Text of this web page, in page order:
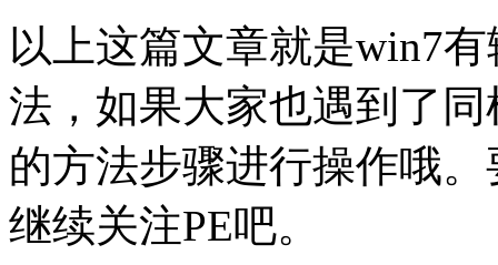
以上这篇文章就是win7
法，如果大家也遇到了
的方法步骤进行操作哦
继续关注PE吧。